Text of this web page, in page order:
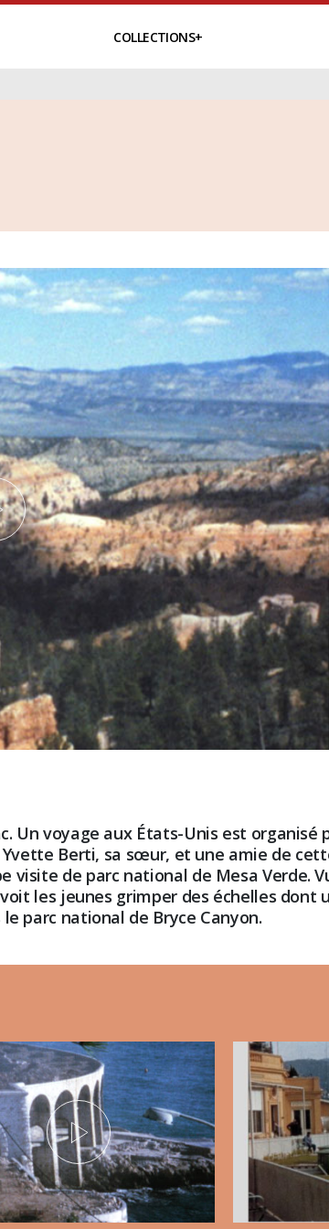
COLLECTIONS
Un voyage aux États-Unis est
Berti, sa sœur, et une amie de
visite de parc national de Mesa Verde.
les jeunes grimper des échelles dont
parc national de Bryce Canyon.